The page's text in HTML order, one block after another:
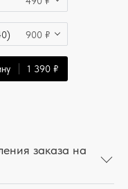
900 ₽
1 390 ₽
заказа на